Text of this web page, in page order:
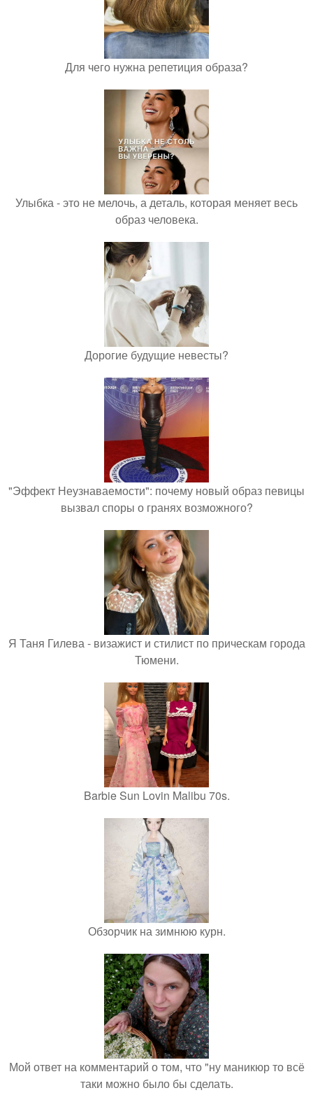
Для чего нужна репетиция образа?
Улыбка - это не мелочь, а деталь, которая меняет весь
образ человека.
Дорогие будущие невесты?
"Эффект Неузнаваемости": почему новый образ певицы
вызвал споры о гранях возможного?
Я Таня Гилева - визажист и стилист по прическам города
Тюмени.
Barbie Sun Lovin Malibu 70s.
Обзорчик на зимнюю курн.
Мой ответ на комментарий о том, что "ну маникюр то всё
таки можно было бы сделать.